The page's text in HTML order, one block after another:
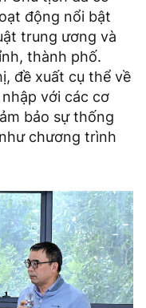
động nổi bật
trung ương và
thành phố.
đề xuất cụ thể về
với các cơ
bảo sự thống
chương trình